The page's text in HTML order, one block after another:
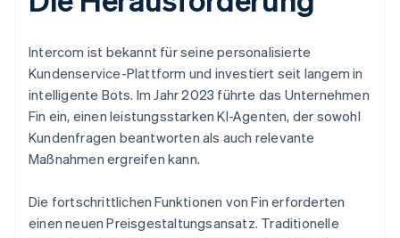
Intercom ist bekannt für seine personalisierte
Kundenservice-Plattform und investiert seit langem in
intelligente Bots. Im Jahr 2023 führte das Unternehmen
Fin ein, einen leistungsstarken KI-Agenten, der sowohl
Kundenfragen beantworten als auch relevante
Maßnahmen ergreifen kann.
Die fortschrittlichen Funktionen von Fin erforderten
einen neuen Preisgestaltungsansatz. Traditionelle